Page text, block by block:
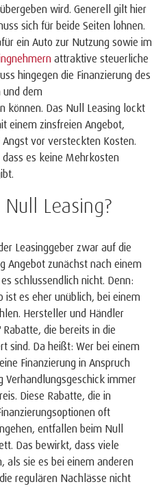
wird. Generell gilt hier
sich für beide Seiten lohnen.
ein Auto zur Nutzung sowie im
attraktive steuerliche
hingegen die Finanzierung des
und dem
können. Das Null Leasing lockt
einem zinsfreien Angebot,
vor versteckten Kosten.
es keine Mehrkosten
Leasing?
Leasinggeber zwar auf die
Angebot zunächst nach einem
schlussendlich nicht. Denn:
ist es eher unüblich, bei einem
Hersteller und Händler
die bereits in die
sind. Da heißt: Wer bei einem
Finanzierung in Anspruch
immer
Diese Rabatte, die in
oft
entfallen beim Null
Das bewirkt, dass viele
als sie es bei einem anderen
regulären Nachlässe nicht